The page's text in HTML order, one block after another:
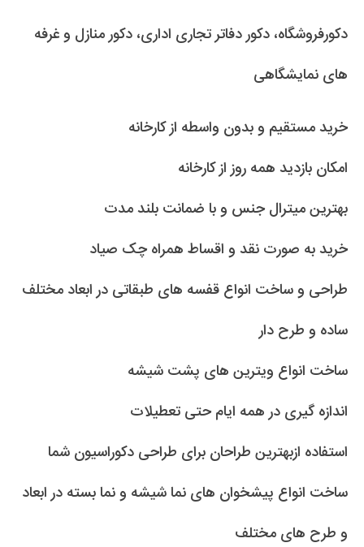
دکورفروشگاه، دکور دفاتر تجاری اداری، دکور منازل و غرفه
های نمایشگاهی
خرید مستقیم و بدون واسطه از کارخانه
امکان بازدید همه روز از کارخانه
بهترین میترال جنس و با ضمانت بلند مدت
خرید به صورت نقد و اقساط همراه چک صیاد
طراحی و ساخت انواع قفسه های طبقاتی در ابعاد مختلف
ساده و طرح دار
ساخت انواع ویترین های پشت شیشه
اندازه گیری در همه ایام حتی تعطیلات
استفاده ازبهترین طراحان برای طراحی دکوراسیون شما
ساخت انواع پیشخوان های نما شیشه و نما بسته در ابعاد
و طرح های مختلف